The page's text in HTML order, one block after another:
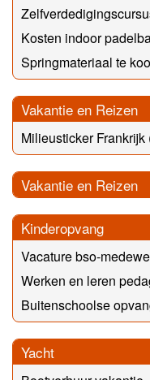
Kosten indoor
Springmateriaal te
Vakantie en Reizen
Milieusticker
Vakantie en Reizen
Kinderopvang
Vacature bso-
Werken en leren
Buitenschoolse
Yacht